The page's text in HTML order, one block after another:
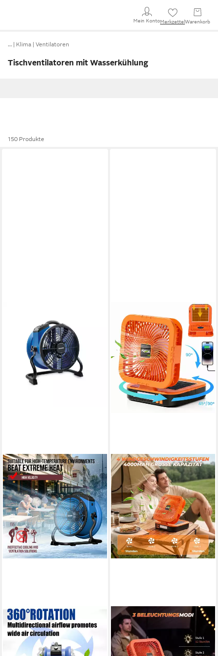
Mein KontoMerkzettel Warenkorb
… Klima Ventilatoren
Tischventilatoren mit Wasserkühlung
150 Produkte
XPOWER
Tischventilator X-35AR
Hochtemperaturbeständiger
13" Industrie Axiallüfter &
KEHOT
Tischventilator
Campingventilator mit Licht
und Fernbedienung, Faltbarer